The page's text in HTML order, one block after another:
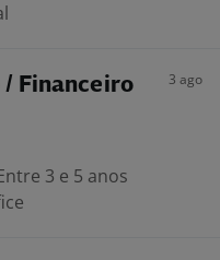
Financeiro 3 ago
3 e 5 anos